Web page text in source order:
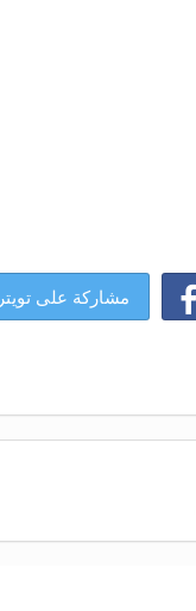
مشاركة على تويتر